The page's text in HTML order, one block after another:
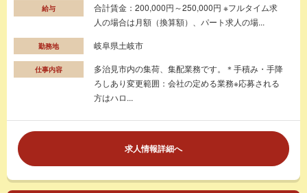
給与
合計賃金：200,000円～250,000円 ※フルタイム求
人の場合は月額（換算額）、パート求人の場...
勤務地 岐阜県土岐市
仕事内容
多治見市内の集荷、集配業務です。＊手積み・手降
ろしあり変更範囲：会社の定める業務※応募される
方はハロ...
求人情報詳細へ